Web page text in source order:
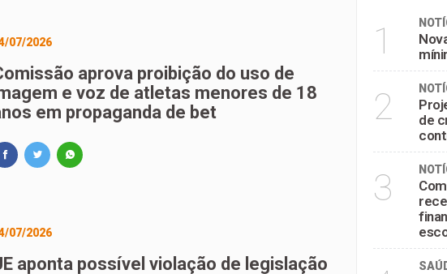
07/2026
aprova proibição do uso de
e voz de atletas menores de 18
em propaganda de bet
07/2026
aponta possível violação de legislação
1
2
de
3